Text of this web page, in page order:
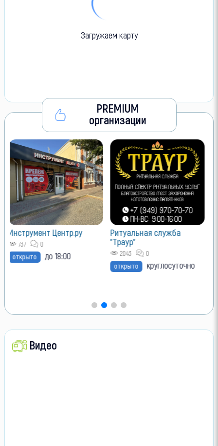
Загружаем карту
PREMIUM
организации
Центр.ру
18:00
Ритуальная служба
круглосуточно
VIP
Лучшие позиции
объявления
Как сюда
Видео